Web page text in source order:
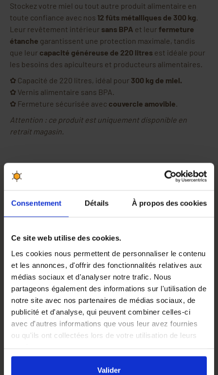
Consentement Détails À propos des cookies
Ce site web utilise des cookies.
Les cookies nous permettent de personnaliser le contenu
et les annonces, d'offrir des fonctionnalités relatives aux
médias sociaux et d'analyser notre trafic. Nous
partageons également des informations sur l'utilisation de
notre site avec nos partenaires de médias sociaux, de
publicité et d'analyse, qui peuvent combiner celles-ci
avec d'autres informations que vous leur avez fournies
ou qu'ils ont collectées lors de votre utilisation de leurs
En cliquant sur le boutonValidervous acceptez
l'ensemble des cookies de notre site ainsi que ceux de
Valider
Stockez votre miel ou tout autre produit alimentaire en
toute confiance avec nos 12 fûts métalliques de 300 kg.
Leur revêtement intérieur sans BPA et leur fermeture
étanche garantissent une protection maximale, tandis
que leur capacité généreuse de 220 litres est idéale pour
les besoins des apiculteurs et producteurs alimentaires.
✿ Capacité de 220 litres, idéal pour 300 kg de miel.
✿ Vernis alimentaire sans BPA.
✿ Fermeture sécurisée avec couvercle amovible.
Attention : ce produit est uniquement disponible en
retrait magasin.
Palette de 12 fûts métalliques 300 kg
Ces fûts métalliques offrent une
produits alimentaires. Leur construction robuste garantit
une conservation à long termesans compromettre la
qualité.
L'intérieur des fûts est recouvert d'unvernis
alimentaire sans bisphénol , assurant la sécurité et la
pureté de vos produits stockés.
Chaque fût est équipé d'un couvercle amovibleet d'une
fermeture par collier à levier, offrant une ouverture totale
avec cerclage facile pour un accès pratique à votre miel.